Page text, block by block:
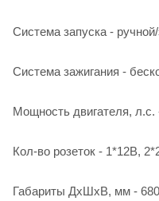
Система запуска -
Система зажигания -
Мощность двигателя, л.с.
Кол-во розеток - 1*12В,
Габариты ДхШхВ, мм -